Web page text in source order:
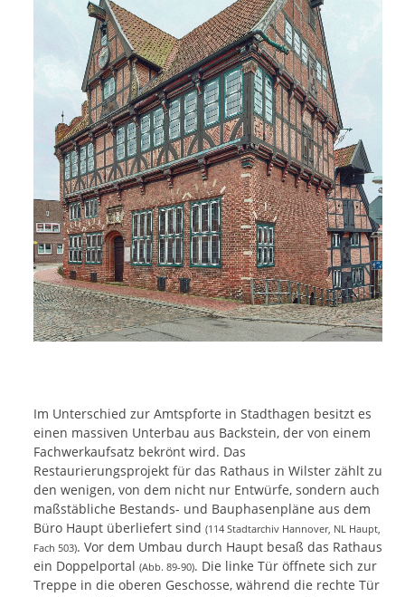
Im Unterschied zur Amtspforte in Stadthagen besitzt es
einen massiven Unterbau aus Backstein, der von einem
Fachwerkaufsatz bekrönt wird. Das
Restaurierungsprojekt für das Rathaus in Wilster zählt zu
den wenigen, von dem nicht nur Entwürfe, sondern auch
maßstäbliche Bestands- und Bauphasenpläne aus dem
Büro Haupt überliefert sind (114 Stadtarchiv Hannover, NL Haupt,
Fach 503). Vor dem Umbau durch Haupt besaß das Rathaus
ein Doppelportal (Abb. 89-90). Die linke Tür öffnete sich zur
Treppe in die oberen Geschosse, während die rechte Tür